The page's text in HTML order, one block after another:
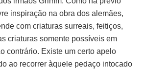
inspiração na obra dos alemães,
com criaturas surreais, feitiços,
criaturas somente possíveis em
contrário. Existe um certo apelo
ao recorrer àquele pedaço intocado